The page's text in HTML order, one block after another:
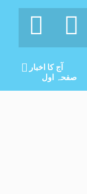
آج کا اخبار
صفحہ اول